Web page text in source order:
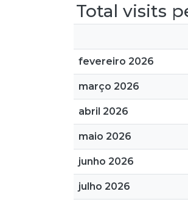
Total visits
fevereiro 2026
março 2026
abril 2026
maio 2026
junho 2026
julho 2026